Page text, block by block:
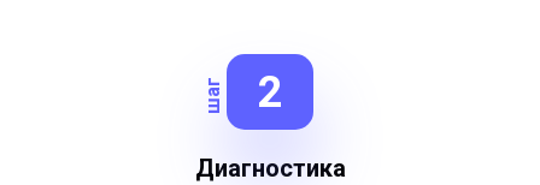
2
шаг
Диагностика